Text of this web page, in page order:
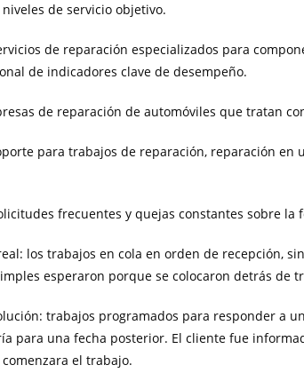
de servicio objetivo.
de reparación especializados para
de indicadores clave de desempeño.
de reparación de automóviles que tratan
para trabajos de reparación, reparación
frecuentes y quejas constantes sobre la
los trabajos en cola en orden de recepción,
esperaron porque se colocaron detrás de
trabajos programados para responder a
para una fecha posterior. El cliente fue
el trabajo.